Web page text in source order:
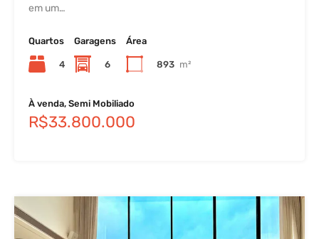
em um…
Quartos
4
Garagens
6
Área
893 m²
À venda, Semi Mobiliado
R$33.800.000